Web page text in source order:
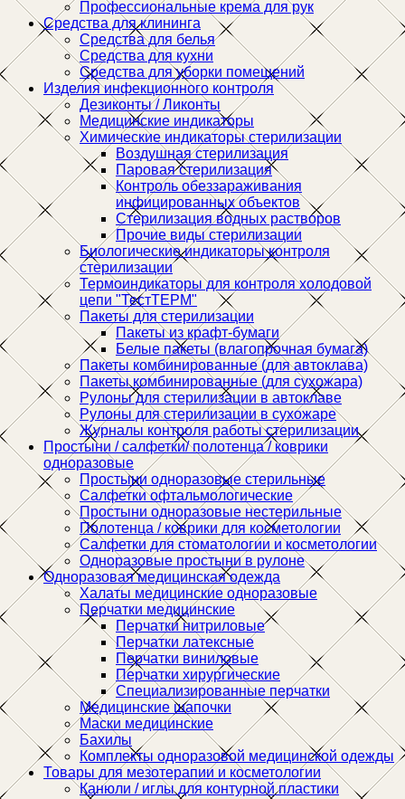
Профессиональные крема для рук
Средства для клининга
Средства для белья
Средства для кухни
Средства для уборки помещений
Изделия инфекционного контроля
Дезиконты / Ликонты
Медицинские индикаторы
Химические индикаторы стерилизации
Воздушная стерилизация
Паровая стерилизация
Контроль обеззараживания
инфицированных объектов
Стерилизация водных растворов
Прочие виды стерилизации
Биологические индикаторы контроля
стерилизации
Термоиндикаторы для контроля холодовой
цепи "ТестТЕРМ"
Пакеты для стерилизации
Пакеты из крафт-бумаги
Белые пакеты (влагопрочная бумага)
Пакеты комбинированные (для автоклава)
Пакеты комбинированные (для сухожара)
Рулоны для стерилизации в автоклаве
Рулоны для стерилизации в сухожаре
Журналы контроля работы стерилизации
Простыни / салфетки/ полотенца / коврики
одноразовые
Простыни одноразовые стерильные
Салфетки офтальмологические
Простыни одноразовые нестерильные
Полотенца / коврики для косметологии
Салфетки для стоматологии и косметологии
Одноразовые простыни в рулоне
Одноразовая медицинская одежда
Халаты медицинские одноразовые
Перчатки медицинские
Перчатки нитриловые
Перчатки латексные
Перчатки виниловые
Перчатки хирургические
Специализированные перчатки
Медицинские шапочки
Маски медицинские
Бахилы
Комплекты одноразовой медицинской одежды
Товары для мезотерапии и косметологии
Канюли / иглы для контурной пластики